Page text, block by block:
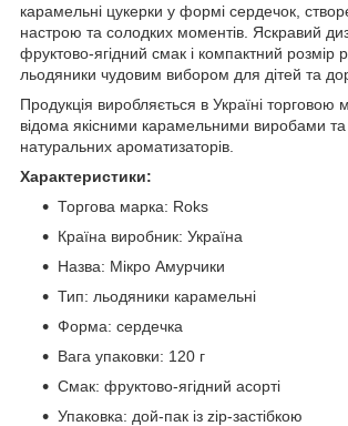
карамельні цукерки у формі сердечок,
настрою та солодких моментів. Яскравий
фруктово-ягідний смак і компактний розмір
льодяники чудовим вибором для дітей та
Продукція виробляється в Україні
відома якісними карамельними виробами
натуральних ароматизаторів.
Характеристики:
Торгова марка: Roks
Країна виробник: Україна
Назва: Мікро Амурчики
Тип: льодяники карамельні
Форма: сердечка
Вага упаковки: 120 г
Смак: фруктово-ягідний асорті
Упаковка: дой-пак із zip-застібкою